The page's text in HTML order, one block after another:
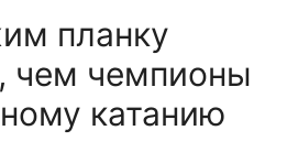
планку
чем чемпионы
катанию